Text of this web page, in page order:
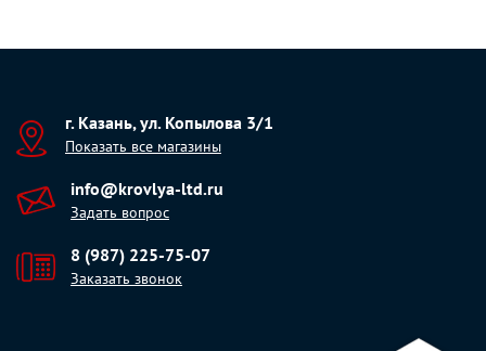
г. Казань, ул. Копылова 3/1
Показать все магазины
info@krovlya-ltd.ru
Задать вопрос
8 (987) 225-75-07
Заказать звонок